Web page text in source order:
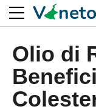
Olio di
V neto